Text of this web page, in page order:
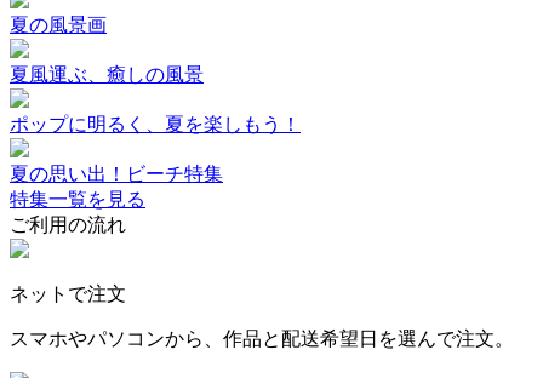
夏の風景画
夏風運ぶ、癒しの風景
ポップに明るく、夏を楽しもう！
夏の思い出！ビーチ特集
特集一覧を見る
ご利用の流れ
ネットで注文
スマホやパソコンから、作品と配送希望日を選んで注文。